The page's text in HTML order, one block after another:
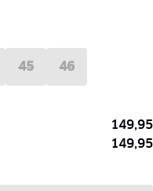
45 46
149,95
149,95